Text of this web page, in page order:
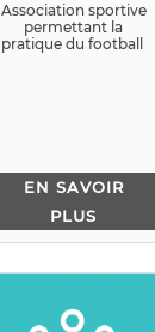
Association sportive
permettant la
pratique du football
EN SAVOIR
PLUS